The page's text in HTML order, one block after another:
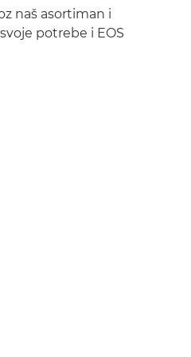
naš asortiman i
potrebe i EOS